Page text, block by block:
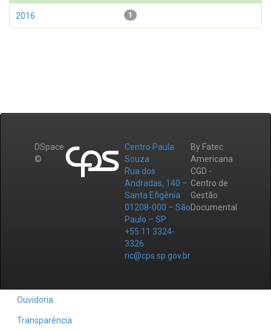
1
2016
DSpace
©
Centro Paula
Souza
Rua dos
Andradas, 140 –
Santa Efigênia
01208-000 – São
Paulo – SP
+55 11 3324-
3326
ric@cps.sp.gov.br
By Fatec
Americana
CGD -
Centro de
Gestão
Documental
Ouvidoria
Transparência